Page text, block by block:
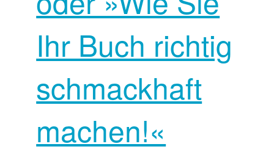
Ihr Buch richtig
schmackhaft
machen!«